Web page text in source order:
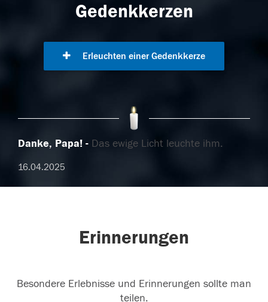
Gedenkkerzen
Erleuchten einer Gedenkkerze
Danke, Papa! Das ewige Licht leuchte ihm.
16.04.2025
Erinnerungen
Besondere Erlebnisse und Erinnerungen sollte man
teilen.